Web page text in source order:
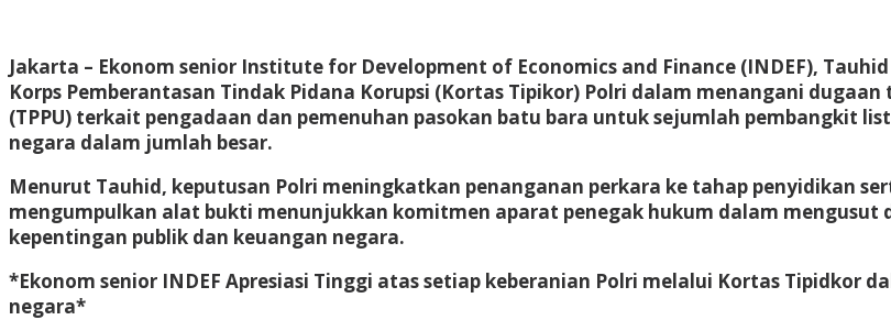
Jakarta – Ekonom senior Institute for Development of Economics and Finance (INDEF),
Korps Pemberantasan Tindak Pidana Korupsi (Kortas Tipikor) Polri dalam menangani
(TPPU) terkait pengadaan dan pemenuhan pasokan batu bara untuk sejumlah pembangkit
negara dalam jumlah besar.
Menurut Tauhid, keputusan Polri meningkatkan penanganan perkara ke tahap penyidikan
mengumpulkan alat bukti menunjukkan komitmen aparat penegak hukum dalam mengusut
kepentingan publik dan keuangan negara.
*Ekonom senior INDEF Apresiasi Tinggi atas setiap keberanian Polri melalui Kortas Tipidkor
negara*